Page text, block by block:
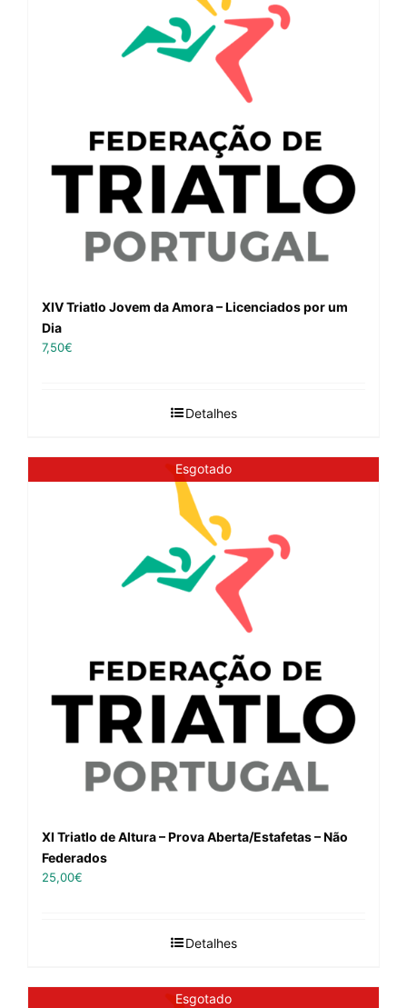
XIV Triatlo Jovem da Amora – Licenciados por um
Dia
7,50€
Detalhes
Esgotado
XI Triatlo de Altura – Prova Aberta/Estafetas – Não
Federados
25,00€
Detalhes
Esgotado